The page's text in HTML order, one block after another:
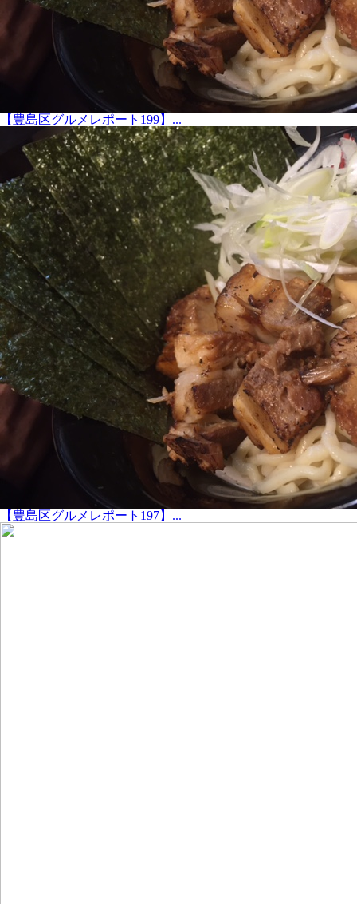
【豊島区グルメレポート199】...
【豊島区グルメレポート197】...